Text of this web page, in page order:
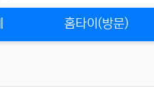
홈타이(방문)